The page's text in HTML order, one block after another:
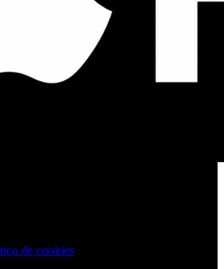
de cookies